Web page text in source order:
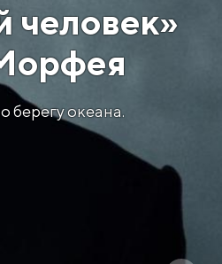
человек»
берегу океана.